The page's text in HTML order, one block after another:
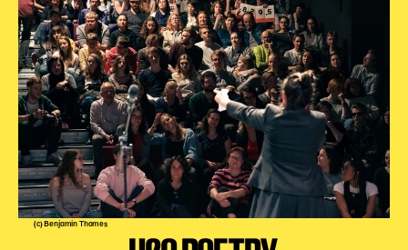
Unser Blog
Team
Künstler*innen 2025/26
Bühnen + Studios
Leitlinien
Kulturpatenschaft
Partner*innen
20 Jahre Dschungel Wien
(c) Benjamin Thomes